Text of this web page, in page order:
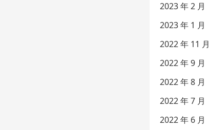
2023 年 2 月
2023 年 1 月
2022 年 11 月
2022 年 9 月
2022 年 8 月
2022 年 7 月
2022 年 6 月